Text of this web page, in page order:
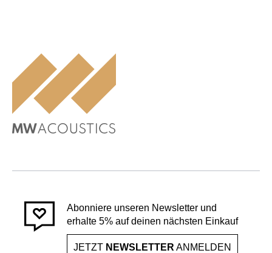
Abonniere unseren Newsletter und
erhalte 5% auf deinen nächsten Einkauf
JETZT NEWSLETTER ANMELDEN